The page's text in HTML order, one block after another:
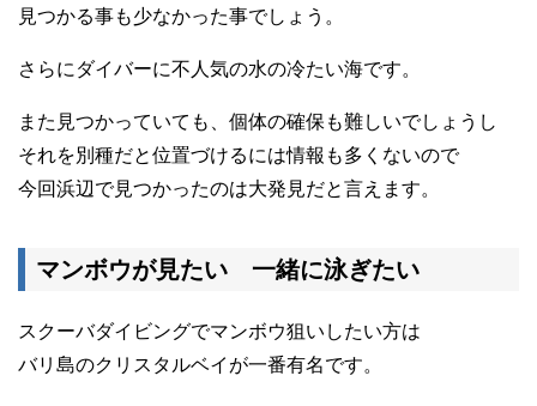
見つかる事も少なかった事でしょう。
さらにダイバーに不人気の水の冷たい海です。
また見つかっていても、個体の確保も難しいでしょうし
それを別種だと位置づけるには情報も多くないので
今回浜辺で見つかったのは大発見だと言えます。
マンボウが見たい 一緒に泳ぎたい
スクーバダイビングでマンボウ狙いしたい方は
バリ島のクリスタルベイが一番有名です。